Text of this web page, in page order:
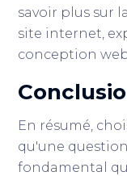
savoir plus sur
site internet,
conception
En résumé,
qu'une
fondamental